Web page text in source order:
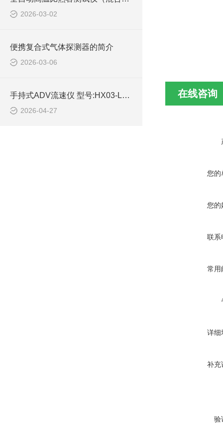
2026-03-02
便携复合式气体探测器的简介
2026-03-06
手持式ADV流速仪 型号:HX03-LSH10-ADV的技术参数
2026-04-27
在线咨询
您的
您的
联系
常用
详细
补充
验